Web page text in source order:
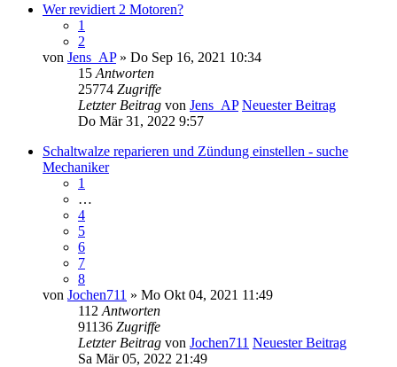
Wer revidiert 2 Motoren?
1
2
von Jens_AP» Do Sep 16, 2021 10:34
15 Antworten
25774 Zugriffe
Letzter Beitrag von Jens_AP Neuester Beitrag
Do Mär 31, 2022 9:57
Schaltwalze reparieren und Zündung einstellen - suche
Mechaniker
1
…
4
5
6
7
8
von Jochen711 » Mo Okt 04, 2021 11:49
112 Antworten
91136 Zugriffe
Letzter Beitrag von Jochen711 Neuester Beitrag
Sa Mär 05, 2022 21:49